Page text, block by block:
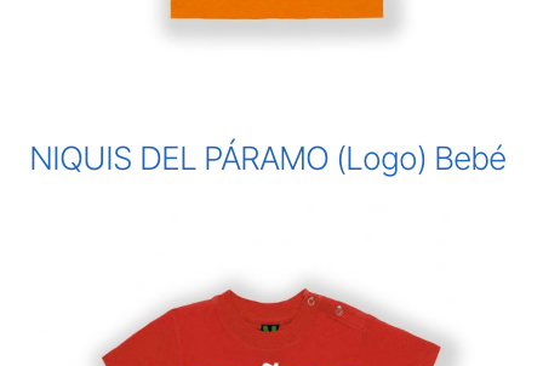
NIQUIS DEL PÁRAMO (Logo) Bebé